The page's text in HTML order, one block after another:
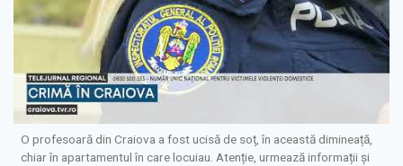
O profesoară din Craiova a fost ucisă de soț, în această dimineață,
chiar în apartamentul în care locuiau. Atenție, urmează informații și